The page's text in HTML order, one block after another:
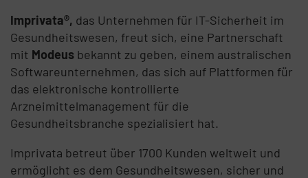
Imprivata®, das Unternehmen für IT-Sicherheit im
Gesundheitswesen, freut sich, eine Partnerschaft
mit Modeus bekannt zu geben, einem australischen
Softwareunternehmen, das sich auf Plattformen für
das elektronische kontrollierte
Arzneimittelmanagement für die
Gesundheitsbranche spezialisiert hat.
Imprivata betreut über 1700 Kunden weltweit und
ermöglicht es dem Gesundheitswesen, sicher und